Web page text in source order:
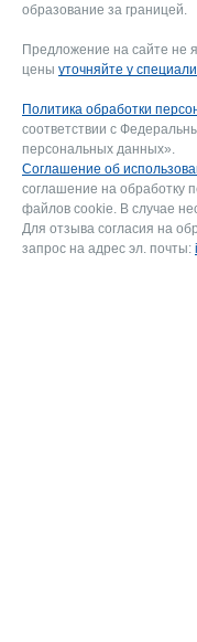
образование за границей.
Предложение на сайте не
цены уточняйте у
Политика обработки
соответствии с
персональных данных».
Соглашение об
соглашение на обработку
файлов cookie. В случае
Для отзыва согласия на
запрос на адрес эл. почты: